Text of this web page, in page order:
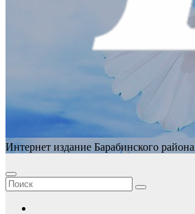
Интернет издание Барабинского района